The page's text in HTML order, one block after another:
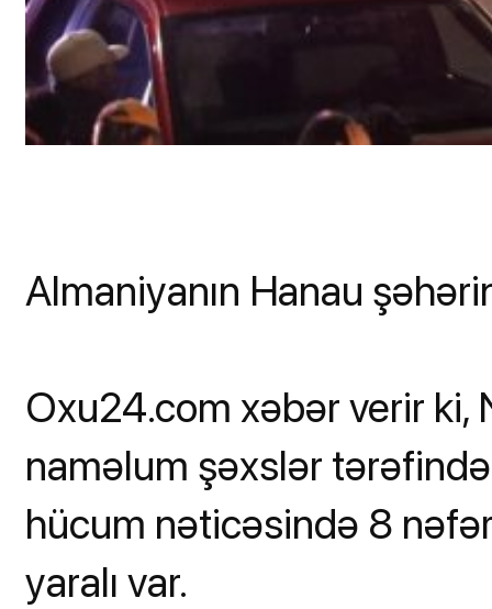
Almaniyanın Hanau
Oxu24.com xəbər verir ki,
naməlum şəxslər
hücum nəticəsində 8
yaralı var.